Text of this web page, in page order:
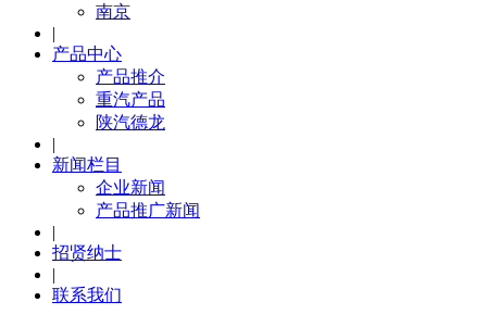
南京
|
产品中心
产品推介
重汽产品
陕汽德龙
|
新闻栏目
企业新闻
产品推广新闻
|
招贤纳士
|
联系我们